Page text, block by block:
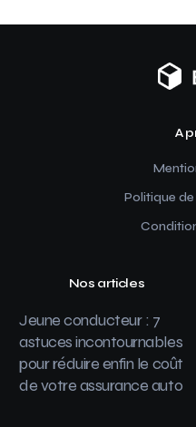
A
Politique
Nos articles
Jeune conducteur : 7
astuces incontournables
pour réduire enfin le coût
de votre assurance auto